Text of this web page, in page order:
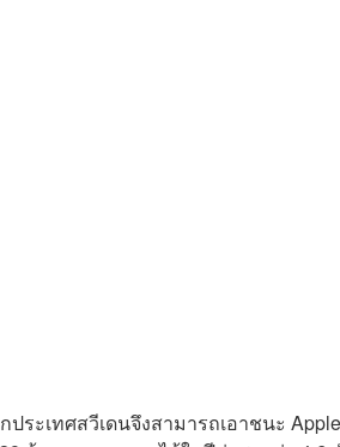
ระเทศสวีเดนจึงสามารถเอาชนะ